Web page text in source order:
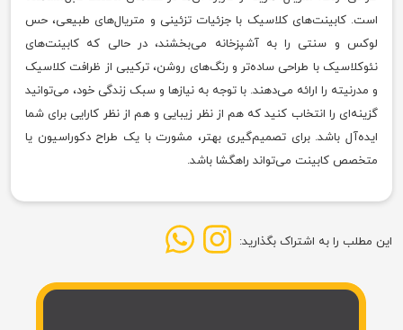
است. کابینت‌های کلاسیک با جزئیات تزئینی و متریال‌های طبیعی، حس
لوکس و سنتی را به آشپزخانه می‌بخشند، در حالی که کابینت‌های
نئوکلاسیک با طراحی ساده‌تر و رنگ‌های روشن، ترکیبی از ظرافت کلاسیک
و مدرنیته را ارائه می‌دهند. با توجه به نیازها و سبک زندگی خود، می‌توانید
گزینه‌ای را انتخاب کنید که هم از نظر زیبایی و هم از نظر کارایی برای شما
ایده‌آل باشد. برای تصمیم‌گیری بهتر، مشورت با یک طراح دکوراسیون یا
متخصص کابینت می‌تواند راهگشا باشد.
این مطلب را به اشتراک بگذارید: